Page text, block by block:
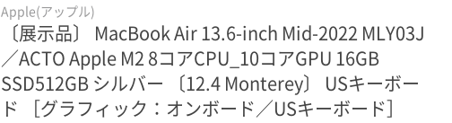
Apple(アップル)
〔展示品〕 MacBook Air 13.6-inch Mid-2022 MLY03J
／ACTO Apple M2 8コアCPU_10コアGPU 16GB
SSD512GB シルバー 〔12.4 Monterey〕 USキーボー
ド ［グラフィック：オンボード／USキーボード］